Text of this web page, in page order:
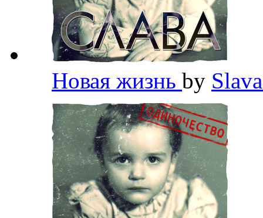
Новая жизнь by